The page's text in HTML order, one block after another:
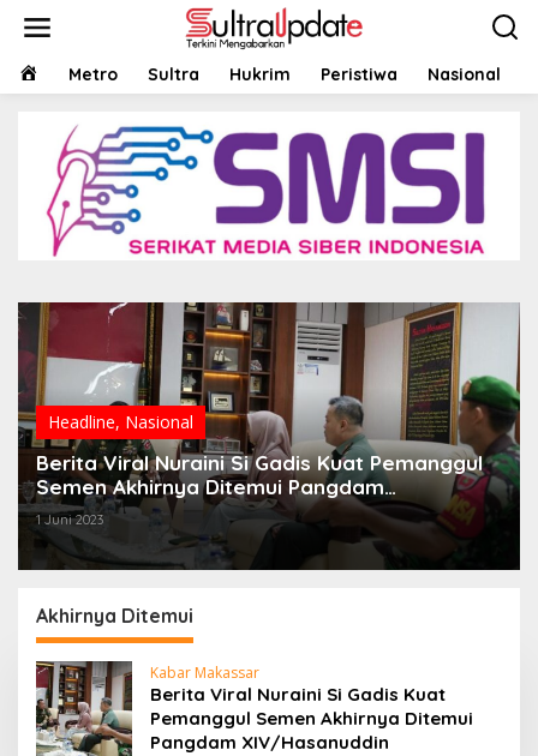
HOMEMetro Sultra Hukrim Peristiwa Nasional
Headline, Nasional
Berita Viral Nuraini Si Gadis Kuat Pemanggul
Semen Akhirnya Ditemui Pangdam
XIV/Hasanuddin
1 Juni 2023
Akhirnya Ditemui
Kabar Makassar
Berita Viral Nuraini Si Gadis Kuat
Pemanggul Semen Akhirnya Ditemui
Pangdam XIV/Hasanuddin